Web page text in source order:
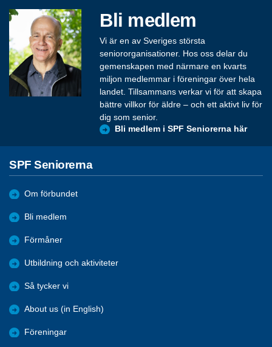
Bli medlem
Vi är en av Sveriges största
seniororganisationer. Hos oss delar du
gemenskapen med närmare en kvarts
miljon medlemmar i föreningar över hela
landet. Tillsammans verkar vi för att skapa
bättre villkor för äldre – och ett aktivt liv för
dig som senior.
Bli medlem i SPF Seniorerna här
SPF Seniorerna
Om förbundet
Bli medlem
Förmåner
Utbildning och aktiviteter
Så tycker vi
About us (in English)
Föreningar